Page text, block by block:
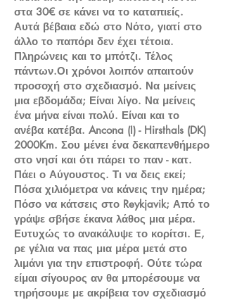
στα 30€ σε κάνει να το καταπιείς.
Αυτά βέβαια εδώ στο Νότο, γιατί στο
άλλο το παπόρι δεν έχει τέτοια.
Πληρώνεις και το μπότζι. Τέλος
πάντων.Οι χρόνοι λοιπόν απαιτούν
προσοχή στο σχεδιασμό. Να μείνεις
μια εβδομάδα; Είναι λίγο. Να μείνεις
ένα μήνα είναι πολύ. Είναι και το
ανέβα κατέβα. Ancona (I) - Hirsthals (DK)
2000Km. Σου μένει ένα δεκαπενθήμερο
στο νησί και ότι πάρει το παν - κατ.
Πάει ο Αύγουστος. Τι να δεις εκεί;
Πόσα χιλιόμετρα να κάνεις την ημέρα;
Πόσο να κάτσεις στο Reykjavik; Από το
γράψε σβήσε έκανα λάθος μια μέρα.
Ευτυχώς το ανακάλυψε το κορίτσι. Ε,
ρε γέλια να πας μια μέρα μετά στο
λιμάνι για την επιστροφή. Ούτε τώρα
είμαι σίγουρος αν θα μπορέσουμε να
τηρήσουμε με ακρίβεια τον σχεδιασμό